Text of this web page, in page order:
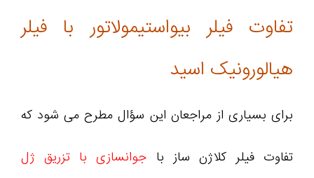
تفاوت فیلر بیواستیمولاتور با فیلر
هیالورونیک اسید
برای بسیاری از مراجعان این سؤال مطرح می‌ شود که
تفاوت فیلر کلاژن ساز با جوانسازی با تزریق ژل